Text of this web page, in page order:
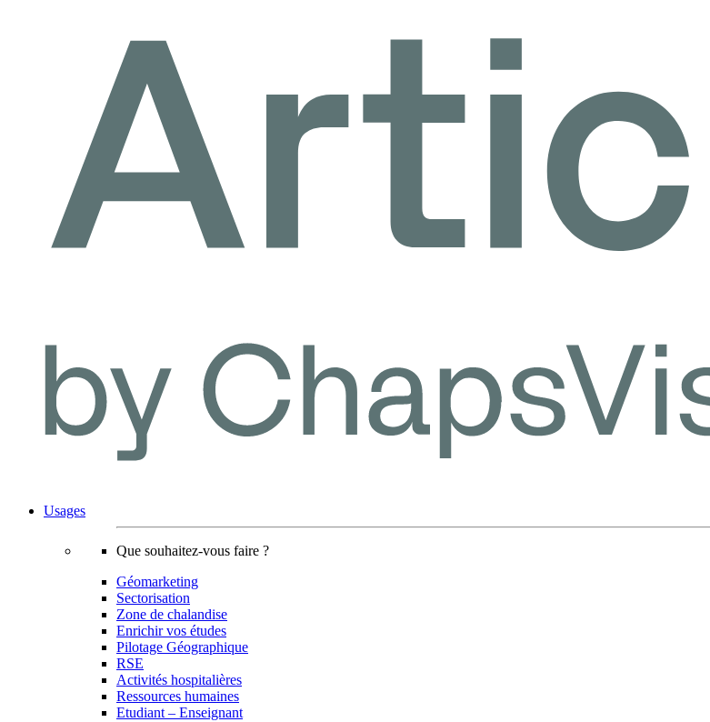
Usages
Que souhaitez-vous faire ?
Géomarketing
Sectorisation
Zone de chalandise
Enrichir vos études
Pilotage Géographique
RSE
Activités hospitalières
Ressources humaines
Etudiant – Enseignant